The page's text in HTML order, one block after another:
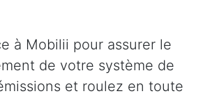
à Mobilii pour assurer le
de votre système de
et roulez en toute